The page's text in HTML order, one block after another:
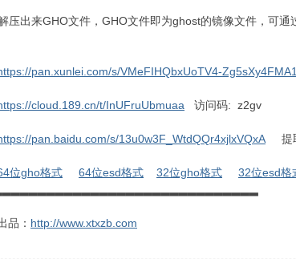
压出来GHO文件，GHO文件即为ghost的镜像文件，可
pan.xunlei.com/s/VMeFIHQbxUoTV4-Zg5sXy4FMA1
cloud.189.cn/t/InUFruUbmuaa 访问码: z2gv
pan.baidu.com/s/13u0w3F_WtdQQr4xjlxVQxA 提
位gho格式 64位esd格式 32位gho格式
32位esd格
品： http://www.xtxzb.com